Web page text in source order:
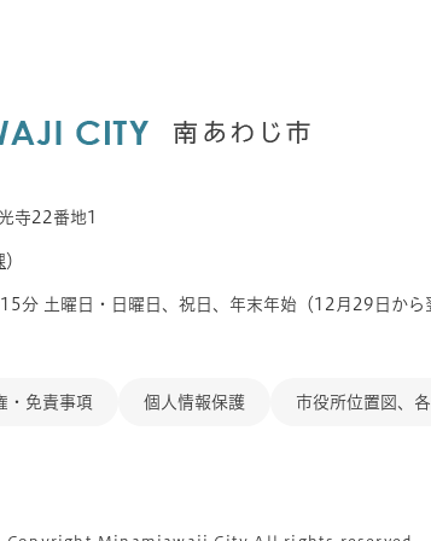
寺22番地1
）
分 土曜日・日曜日、祝日、年末年始（12月29日から
・免責事項 個人情報保護 市役所位置図、